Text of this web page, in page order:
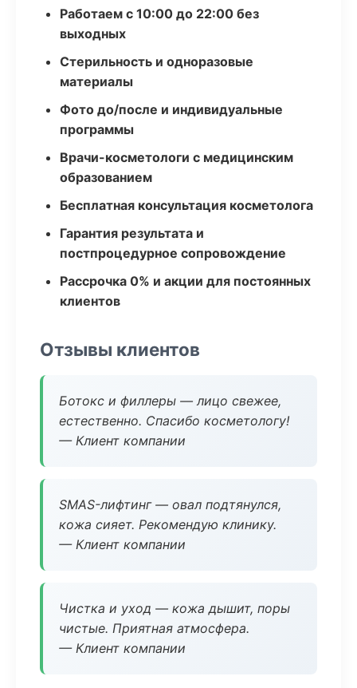
Работаем с 10:00 до 22:00 без
выходных
Стерильность и одноразовые
материалы
Фото до/после и индивидуальные
программы
Врачи-косметологи с медицинским
образованием
Бесплатная консультация косметолога
Гарантия результата и
постпроцедурное сопровождение
Рассрочка 0% и акции для постоянных
клиентов
Отзывы клиентов
Ботокс и филлеры — лицо свежее,
естественно. Спасибо косметологу!
— Клиент компании
SMAS-лифтинг — овал подтянулся,
кожа сияет. Рекомендую клинику.
— Клиент компании
Чистка и уход — кожа дышит, поры
чистые. Приятная атмосфера.
— Клиент компании